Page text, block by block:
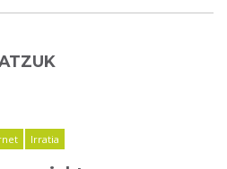
Irratia